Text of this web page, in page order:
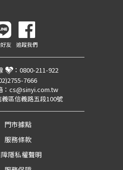
友 追蹤我們
： 0800-211-922
7666
cs@sinyi.com.tw
區信義路五段100號
門市據點
服務條款
隱私權聲明